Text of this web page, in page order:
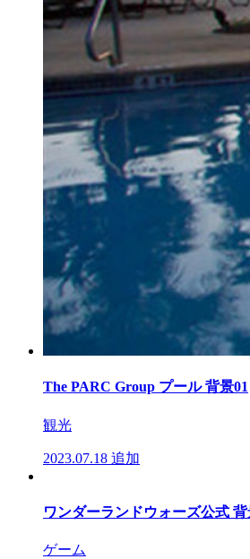
The PARC Group プール 背景01
観光
2023.07.18 追加
ワンダーランドウォーズ公式 背
ゲーム